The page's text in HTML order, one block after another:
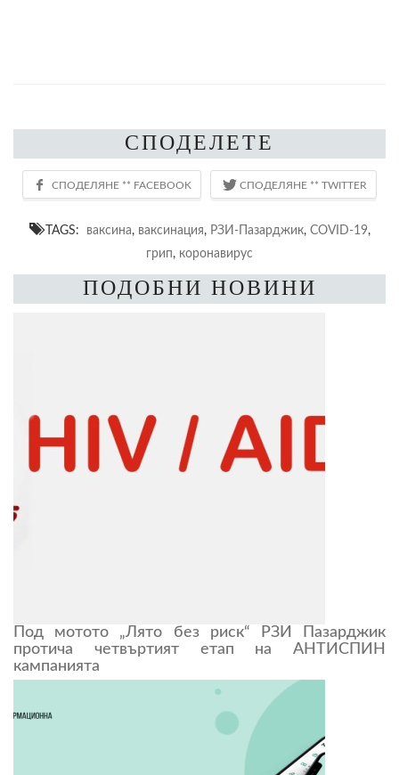
СПОДЕЛЕТЕ
TAGS: ваксина, ваксинация, РЗИ-Пазарджик, COVID-19,
грип, коронавирус
ПОДОБНИ НОВИНИ
Под мотото „Лято без риск“ РЗИ Пазарджик
протича четвъртият етап на АНТИСПИН
кампанията